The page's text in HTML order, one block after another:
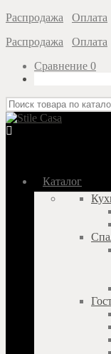
Распродажа Оплата
Распродажа
Оплата
Сравнение 0
Каталог